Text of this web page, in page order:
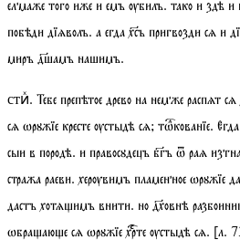
побѣди дїѧволъ. а егда хсъ пригвозди сѧ и
миръ дшамъ нашимъ.
стиⷯ. Тебе препѣтое древо на немже распѧт
сѧ ѡрꙋжїе кресте ѹстыдѣ сѧ;тѡкованїе.
сыи в породѣ. и правосꙋдецъ бгъ ѿ раѧ
стража раеви. херѹвимъ пламенное ѡрꙋжїе
дастъ хотѧимъ внити. но дховнѣ
ѡбрааюе сѧ ѡрꙋжїе хрте ѹстыдѣ сѧ. [л.